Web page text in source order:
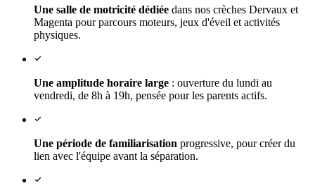
Une salle de motricité dédiée dans nos crèches Dervaux et
Magenta pour parcours moteurs, jeux d'éveil et activités
physiques.
Une amplitude horaire large : ouverture du lundi au
vendredi, de 8h à 19h, pensée pour les parents actifs.
Une période de familiarisation progressive, pour créer du
lien avec l'équipe avant la séparation.